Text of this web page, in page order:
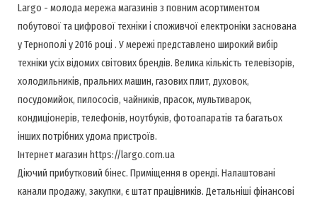
Largo - молода мережа магазинів з повним асортиментом
побутової та цифрової техніки і споживчої електроніки заснована
у Тернополі у 2016 році . У мережі представлено широкий вибір
техніки усіх відомих світових брендів. Велика кількість телевізорів,
холодильників, пральних машин, газових плит, духовок,
посудомийок, пилососів, чайників, прасок, мультиварок,
кондиціонерів, телефонів, ноутбуків, фотоапаратів та багатьох
інших потрібних удома пристроїв.
Інтернет магазин https://largo.com.ua
Діючий прибутковий бінес. Приміщення в оренді. Налаштовані
канали продажу, закупки, є штат працівників. Детальніші фінансові